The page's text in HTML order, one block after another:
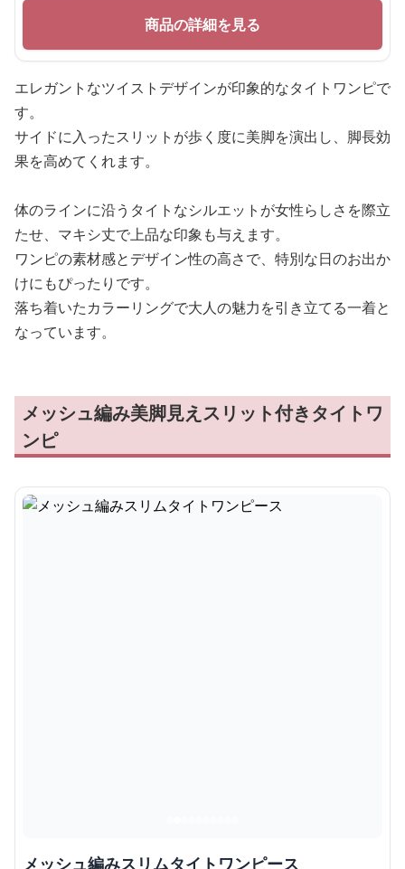
商品の詳細を見る
エレガントなツイストデザインが印象的なタイトワンピで
す。
サイドに入ったスリットが歩く度に美脚を演出し、脚長効
果を高めてくれます。
体のラインに沿うタイトなシルエットが女性らしさを際立
たせ、マキシ丈で上品な印象も与えます。
ワンピの素材感とデザイン性の高さで、特別な日のお出か
けにもぴったりです。
落ち着いたカラーリングで大人の魅力を引き立てる一着と
なっています。
メッシュ編み美脚見えスリット付きタイトワ
ンピ
メッシュ編みスリムタイトワンピース